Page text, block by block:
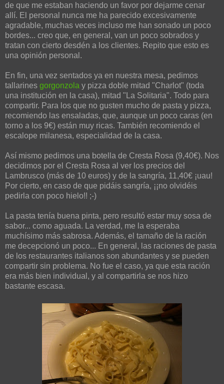
de que me estaban haciendo un favor por dejarme cenar
allí. El personal nunca me ha parecido excesivamente
agradable, muchas veces incluso me han sonado un poco
bordes... creo que, en general, van un poco sobrados y
tratan con cierto desdén a los clientes. Repito que esto es
una opinión personal.
En fin, una vez sentados ya en nuestra mesa, pedimos
tallarines gorgonzola y pizza doble mitad "Charlot" (toda
una institución en la casa), mitad "La Solitaria". Todo para
compartir. Para los que no gusten mucho de pasta y pizza,
recomiendo las ensaladas, que, aunque un poco caras (en
torno a los 9€) están muy ricas. También recomiendo el
escalope milanesa, especialidad de la casa.
Así mismo pedimos una botella de Cresta Rosa (9,40€). Nos
decidimos por el Cresta Rosa al ver los precios del
Lambrusco (más de 10 euros) y de la sangría, 11,40€ ¡uau!
Por cierto, en caso de que pidáis sangría, ¡¡no olvidéis
pedirla con poco hielo!! ;-)
La pasta tenía buena pinta, pero resultó estar muy sosa de
sabor... como aguada. La verdad, me la esperaba
muchísimo más sabrosa. Además, el tamaño de la ración
me decepcionó un poco... En general, las raciones de pasta
de los restaurantes italianos son abundantes y se pueden
compartir sin problema. No fue el caso, ya que esta ración
era más bien individual, y al compartirla se nos hizo
bastante escasa.